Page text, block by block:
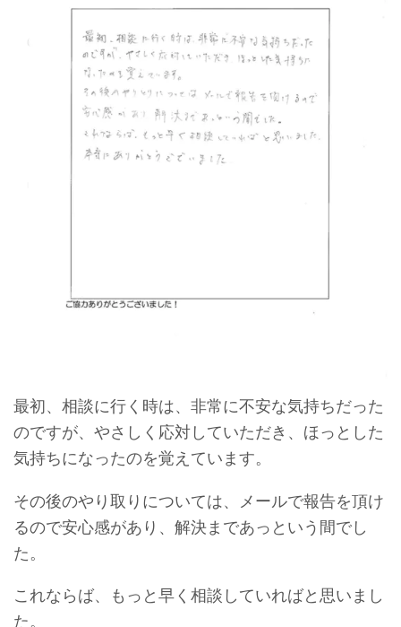
最初、相談に行く時は、非常に不安な気持ちだった
のですが、やさしく応対していただき、ほっとした
気持ちになったのを覚えています。
その後のやり取りについては、メールで報告を頂け
るので安心感があり、解決まであっという間でし
た。
これならば、もっと早く相談していればと思いまし
た。